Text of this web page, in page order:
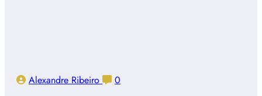
Alexandre Ribeiro 0